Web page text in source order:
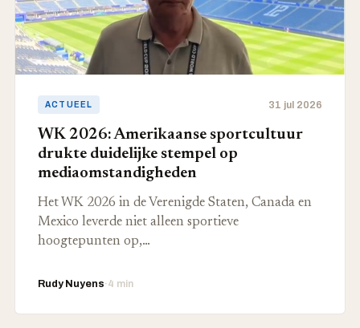
ACTUEEL 31 jul 2026
WK 2026: Amerikaanse sportcultuur
drukte duidelijke stempel op
mediaomstandigheden
Het WK 2026 in de Verenigde Staten, Canada en
Mexico leverde niet alleen sportieve
hoogtepunten op,…
Rudy Nuyens·4 min